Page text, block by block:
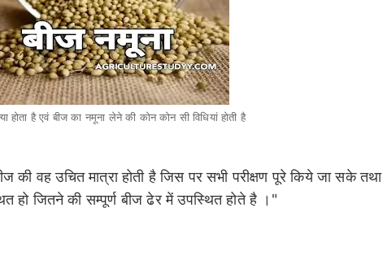
होता है एवं बीज का नमूना लेने की कोन कोन सी विधियां होती है
की वह उचित मात्रा होती है जिस पर सभी परीक्षण पूरे किये जा सके तथा
जितने की सम्पूर्ण बीज ढेर में उपस्थित होते है ।"